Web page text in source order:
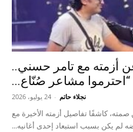
أزمته مع تامر حسني..
“احترموا مشاعر صُنّاع...
نجلاء حاتم - 24 يوليو، 2026
كاشفًا تفاصيل أزمته الأخيرة مع
لم يكن بسبب استبعاد إحدى أغانيه...